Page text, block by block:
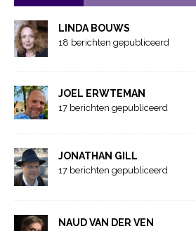
LINDA BOUWS
18 berichten gepubliceerd
JOEL ERWTEMAN
17 berichten gepubliceerd
JONATHAN GILL
17 berichten gepubliceerd
NAUD VAN DER VEN